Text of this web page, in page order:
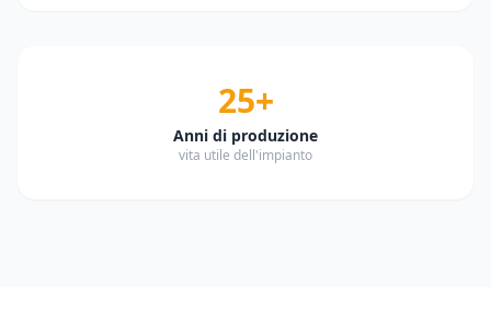
25+
Anni di produzione
vita utile dell'impianto